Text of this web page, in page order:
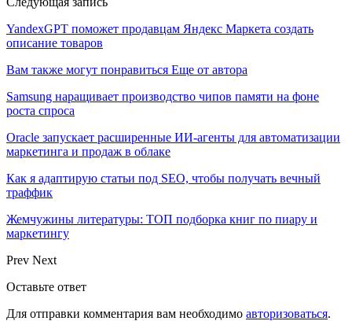
YandexGPT поможет продавцам Яндекс Маркета создать
описание товаров
Вам также могут понравиться Еще от автора
Samsung наращивает производство чипов памяти на фоне
роста спроса
Oracle запускает расширенные ИИ‑агенты для автоматизации
маркетинга и продаж в облаке
Как я адаптирую статьи под SEO, чтобы получать вечный
траффик
Жемчужины литературы: ТОП подборка книг по пиару и
маркетингу
Prev Next
Оставьте ответ
Для отправки комментария вам необходимо авторизоваться.